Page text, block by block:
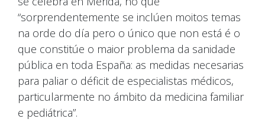
“sorprendentemente se inclúen moitos temas
na orde do día pero o único que non está é o
que constitúe o maior problema da sanidade
pública en toda España: as medidas necesarias
para paliar o déficit de especialistas médicos,
particularmente no ámbito da medicina familiar
e pediátrica”.